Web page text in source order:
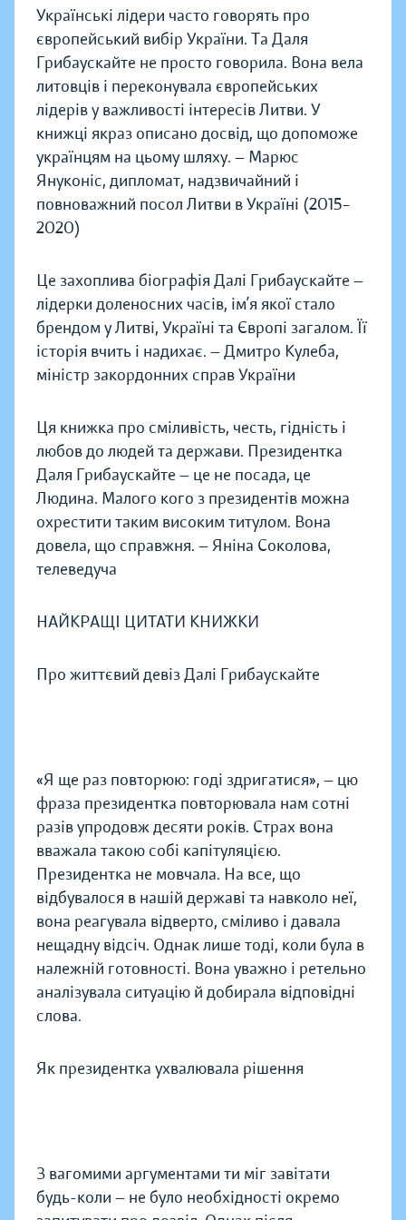
Українські лідери часто говорять про
європейський вибір України. Та Даля
Грибаускайте не просто говорила. Вона вела
литовців і переконувала європейських
лідерів у важливості інтересів Литви. У
книжці якраз описано досвід, що допоможе
українцям на цьому шляху. — Марюс
Януконіс, дипломат, надзвичайний і
повноважний посол Литви в Україні (2015–
2020)
Це захоплива біографія Далі Грибаускайте —
лідерки доленосних часів, ім’я якої стало
брендом у Литві, Україні та Європі загалом. Її
історія вчить і надихає. — Дмитро Кулеба,
міністр закордонних справ України
Ця книжка про сміливість, честь, гідність і
любов до людей та держави. Президентка
Даля Грибаускайте — це не посада, це
Людина. Малого кого з президентів можна
охрестити таким високим титулом. Вона
довела, що справжня. — Яніна Соколова,
телеведуча
НАЙКРАЩІ ЦИТАТИ КНИЖКИ
Про життєвий девіз Далі Грибаускайте
«Я ще раз повторюю: годі здригатися», — цю
фраза президентка повторювала нам сотні
разів упродовж десяти років. Страх вона
вважала такою собі капітуляцією.
Президентка не мовчала. На все, що
відбувалося в нашій державі та навколо неї,
вона реагувала відверто, сміливо і давала
нещадну відсіч. Однак лише тоді, коли була в
належній готовності. Вона уважно і ретельно
аналізувала ситуацію й добирала відповідні
слова.
Як президентка ухвалювала рішення
З вагомими аргументами ти міг завітати
будь-коли — не було необхідності окремо